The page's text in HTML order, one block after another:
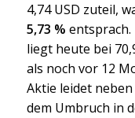
4,74 USD zuteil,
5,73 %
liegt heute bei
als noch vor 12
Aktie leidet
dem Umbruch in